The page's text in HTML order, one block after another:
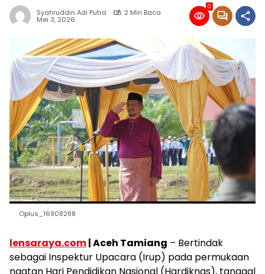
Syahruddin Adi Putra 2 Min Baca
Mei 3, 2026
0
Oplus_16908288
lensaraya.com| Aceh Tamiang – Bertindak
sebagai Inspektur Upacara (Irup) pada permukaan